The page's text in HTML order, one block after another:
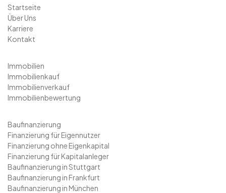
Startseite
Über Uns
Karriere
Kontakt
Immobilien
Immobilienkauf
Immobilienverkauf
Immobilienbewertung
Baufinanzierung
Finanzierung für Eigennutzer
Finanzierung ohne Eigenkapital
Finanzierung für Kapitalanleger
Baufinanzierung in Stuttgart
Baufinanzierung in Frankfurt
Baufinanzierung in München